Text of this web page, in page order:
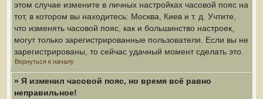
этом случае измените в личных настройках часовой пояс на
тот, в котором вы находитесь: Москва, Киев и т. д. Учтите,
что изменять часовой пояс, как и большинство настроек,
могут только зарегистрированные пользователи. Если вы не
зарегистрированы, то сейчас удачный момент сделать это.
Вернуться к началу
» Я изменил часовой пояс, но время всё равно
неправильное!